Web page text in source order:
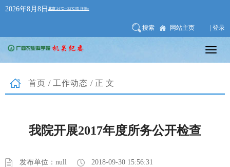
2026年8月8日
搜索 网站主页 | 登录
首页 / 工作动态 /正文
我院开展2017年度所务公开检查
发布单位：null
2018-09-30 15:56:31